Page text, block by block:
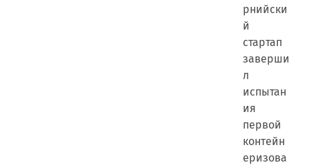
рнийски
й
стартап
заверши
л
испытан
ия
первой
контейн
еризова